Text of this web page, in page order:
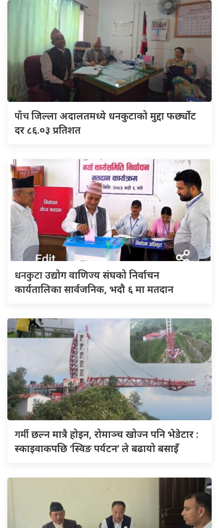
पाँचजिल्ला अदालतमध्ये धनकुटाको मुद्दा फर्छ्योट
दर ८६.०३ प्रतिशत
धनकुटाउद्योग वाणिज्य संघको निर्वाचन
कार्यतालिका सार्वजनिक, भदौ ६ मा मतदान
गर्मीछल्न मात्रै होइन, रोमाञ्च खोज्न पनि भेडेटार :
स्काइवाकपछि ‘स्विङ पर्यटन’ ले बढायो बसाइँ